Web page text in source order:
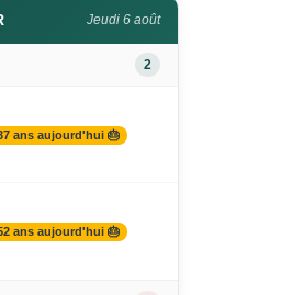
Jeudi 6 août
2
ans aujourd'hui 🎂
ans aujourd'hui 🎂